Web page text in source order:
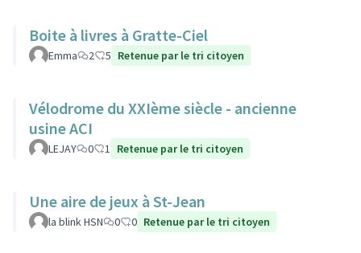
Boite à livres à Gratte-Ciel
Emma 2 5 Retenue par le tri citoyen
Vélodrome du XXIème siècle - ancienne
usine ACI
LEJAY 0 1 Retenue par le tri citoyen
Une aire de jeux à St-Jean
la blink HSN 0 0 Retenue par le tri citoyen